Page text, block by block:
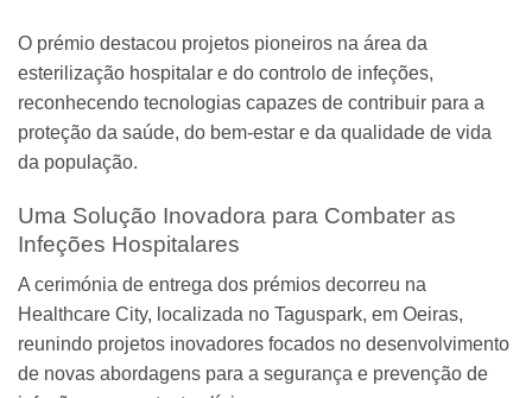
O prémio destacou projetos pioneiros na área da
esterilização hospitalar e do controlo de infeções,
reconhecendo tecnologias capazes de contribuir para a
proteção da saúde, do bem-estar e da qualidade de vida
da população.
Uma Solução Inovadora para Combater as
Infeções Hospitalares
A cerimónia de entrega dos prémios decorreu na
Healthcare City, localizada no Taguspark, em Oeiras,
reunindo projetos inovadores focados no desenvolvimento
de novas abordagens para a segurança e prevenção de